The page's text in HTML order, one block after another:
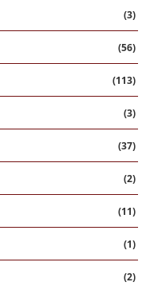
(3)
(56)
(113)
(3)
(37)
(2)
(11)
(1)
(2)